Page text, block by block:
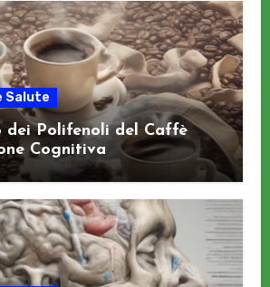
Salute
dei Polifenoli del Caffè
Cognitiva